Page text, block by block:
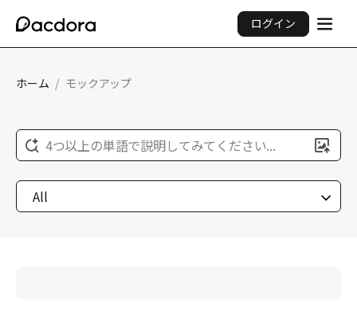
ログイン
ホーム / モックアップ
4つ以上の単語で説明してみてください...
All